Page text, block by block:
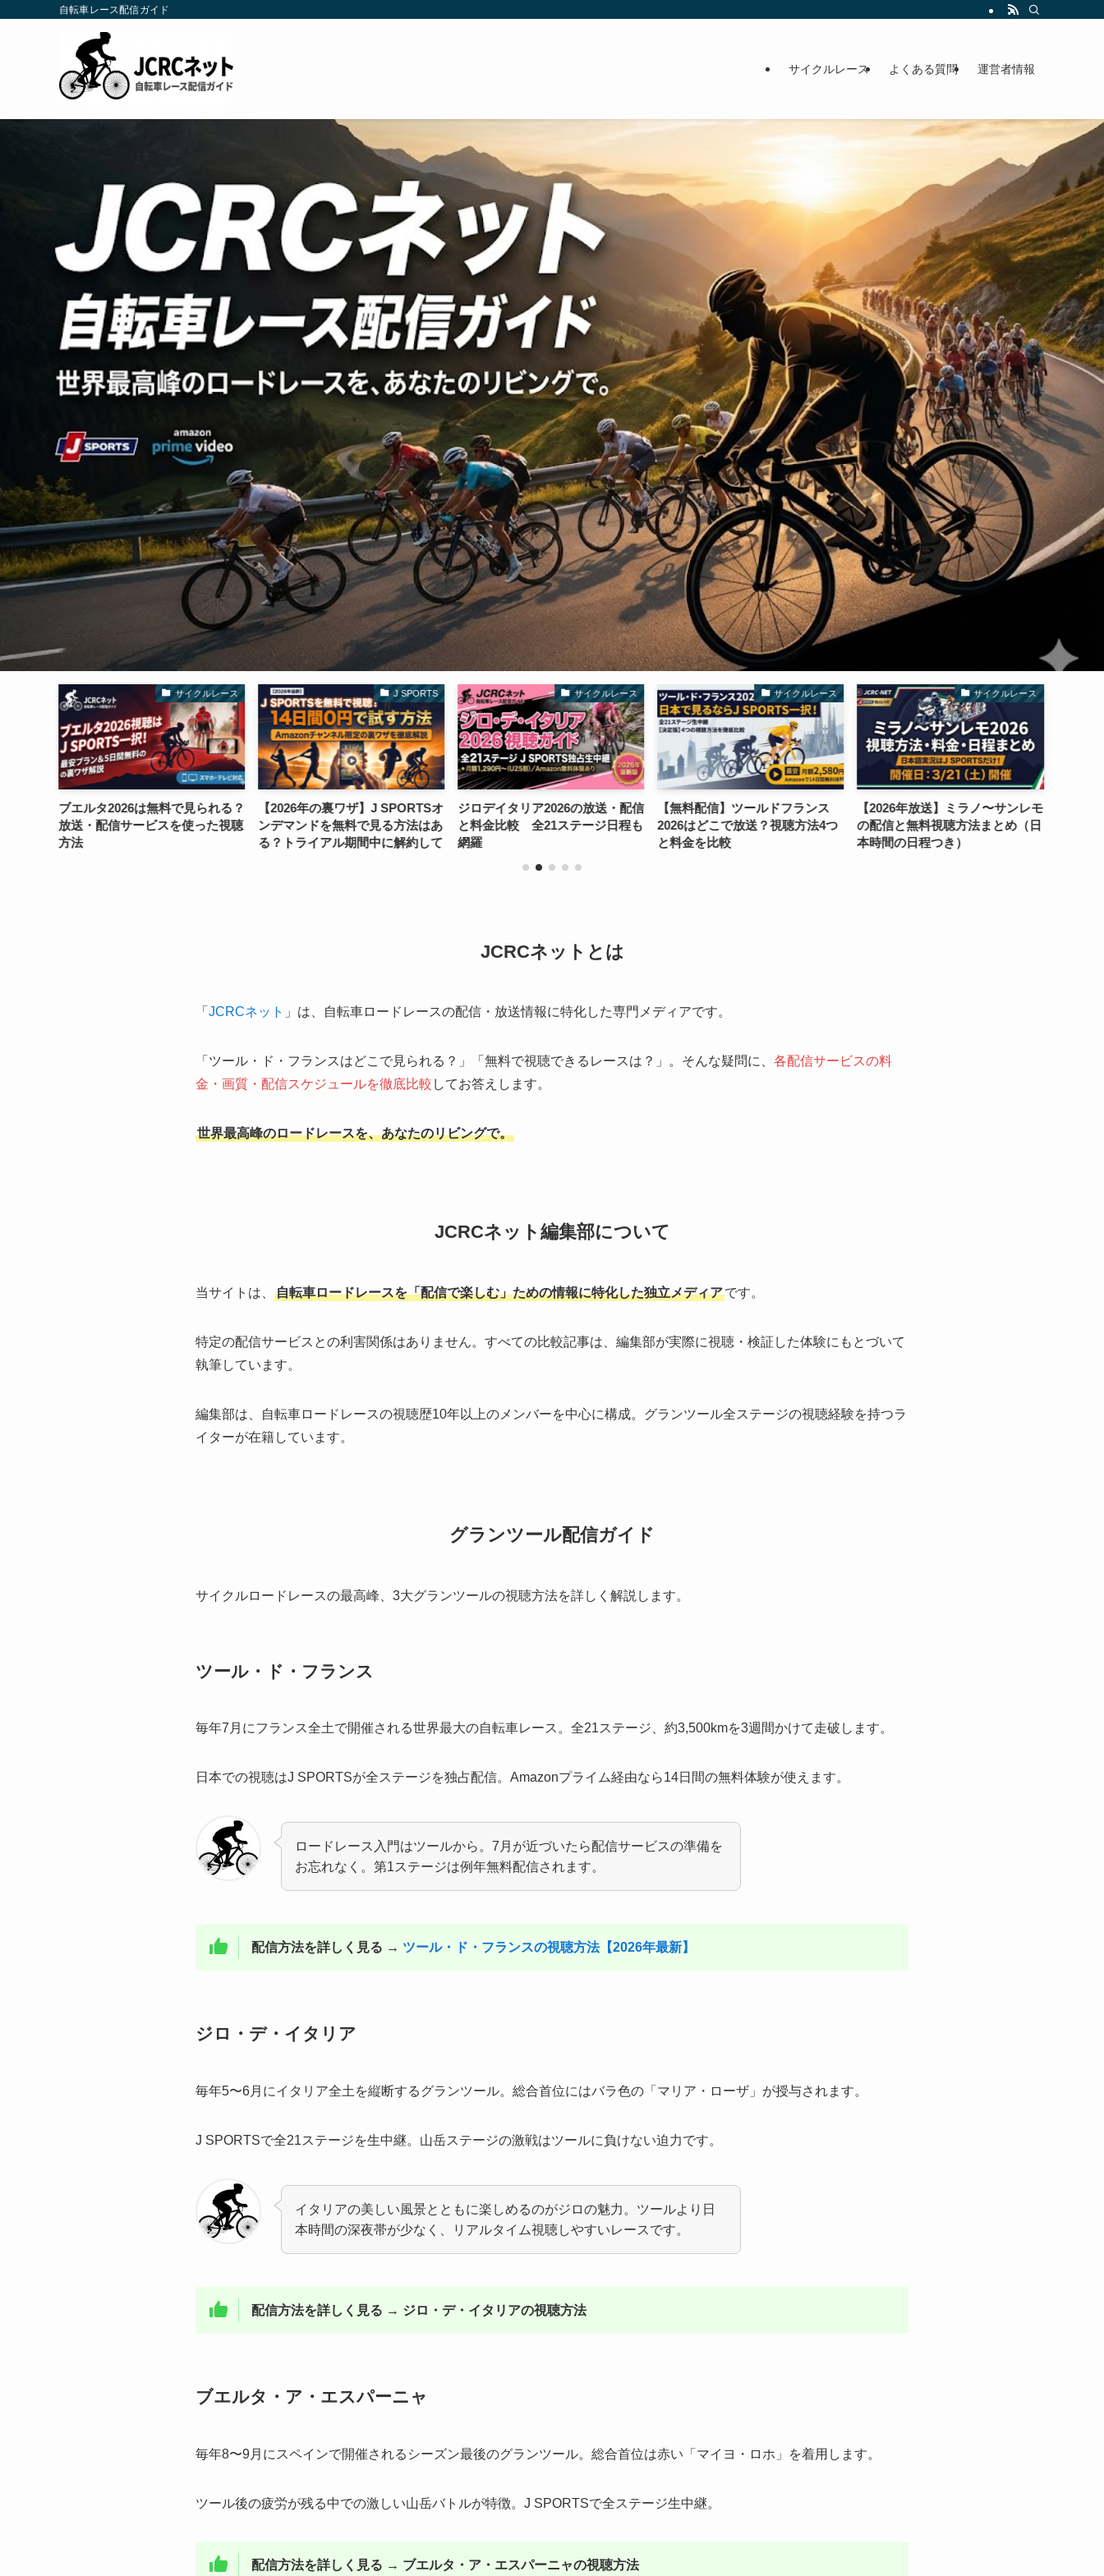
自転車レース配信ガイド
サイクルレース よくある質問 運営者情報
J SPORTS
【2026年の裏ワザ】J SPORTSオ
ンデマンドを無料で見る方法はあ
る？トライアル期間中に解約して
サイクルレース
ジロデイタリア2026の放送・配信
と料金比較 全21ステージ日程も
網羅
サイクルレース
【無料配信】ツールドフランス
2026はどこで放送？視聴方法4つ
と料金を比較
サイクルレース
【2026年放送】ミラノ〜サンレモ
の配信と無料視聴方法まとめ（日
本時間の日程つき）
サイクルレース
ブエルタ2026は無料で見られる？
放送・配信サービスを使った視聴
方法
JCRCネットとは
「 JCRCネット 」は、自転車ロードレースの配信・放送情報に特化した専門メディアです。
「ツール・ド・フランスはどこで見られる？」「無料で視聴できるレースは？」。そんな疑問に、 各配信サービスの料
金・画質・配信スケジュールを徹底比較 してお答えします。
世界最高峰のロードレースを、あなたのリビングで。
JCRCネット編集部について
当サイトは、 自転車ロードレースを「配信で楽しむ」ための情報に特化した独立メディアです。
特定の配信サービスとの利害関係はありません。すべての比較記事は、編集部が実際に視聴・検証した体験にもとづいて
執筆しています。
編集部は、自転車ロードレースの視聴歴10年以上のメンバーを中心に構成。グランツール全ステージの視聴経験を持つラ
イターが在籍しています。
グランツール配信ガイド
サイクルロードレースの最高峰、3大グランツールの視聴方法を詳しく解説します。
ツール・ド・フランス
毎年7月にフランス全土で開催される世界最大の自転車レース。全21ステージ、約3,500kmを3週間かけて走破します。
日本での視聴はJ SPORTSが全ステージを独占配信。Amazonプライム経由なら14日間の無料体験が使えます。
ロードレース入門はツールから。7月が近づいたら配信サービスの準備を
お忘れなく。第1ステージは例年無料配信されます。
配信方法を詳しく見る → ツール・ド・フランスの視聴方法【2026年最新】
ジロ・デ・イタリア
毎年5〜6月にイタリア全土を縦断するグランツール。総合首位にはバラ色の「マリア・ローザ」が授与されます。
J SPORTSで全21ステージを生中継。山岳ステージの激戦はツールに負けない迫力です。
イタリアの美しい風景とともに楽しめるのがジロの魅力。ツールより日
本時間の深夜帯が少なく、リアルタイム視聴しやすいレースです。
配信方法を詳しく見る → ジロ・デ・イタリアの視聴方法
ブエルタ・ア・エスパーニャ
毎年8〜9月にスペインで開催されるシーズン最後のグランツール。総合首位は赤い「マイヨ・ロホ」を着用します。
ツール後の疲労が残る中での激しい山岳バトルが特徴。J SPORTSで全ステージ生中継。
配信方法を詳しく見る → ブエルタ・ア・エスパーニャの視聴方法